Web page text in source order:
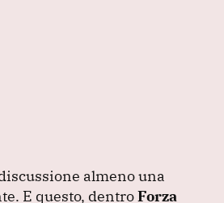
almeno una
E questo, dentroForza